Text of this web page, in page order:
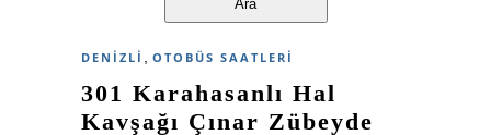
DENIZLI OTOBÜS SAATLERI
301 Karahasanlı Hal
Kavşağı Çınar Zübeyde